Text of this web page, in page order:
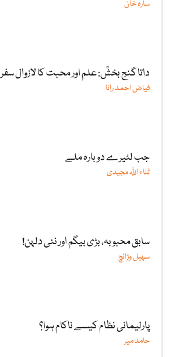
سارہ خان
داتا گنج بخشؒ: علم اور محبت کا لازوال سفر
فیاض احمد رانا
جب لٹیرے دوبارہ ملے
ثناء اللّٰہ مجیدی
سابق محبوبہ، بڑی بیگم اور نئی دلہن!
سہیل وڑائچ
پارلیمانی نظام کیسے ناکام ہوا؟
حامد میر